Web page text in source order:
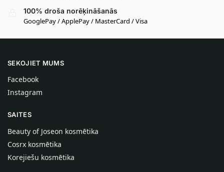
100% droša norēķināšanās
GooglePay / ApplePay / MasterCard / Visa
SEKOJIET MUMS
Facebook
Instagram
SAITES
Beauty of Joseon kosmētika
Cosrx kosmētika
Korejiešu kosmētika